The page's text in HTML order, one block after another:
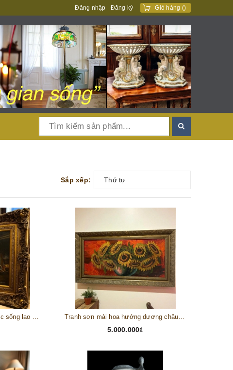
Đăng nhập Đăng ký Giỏ hàng ()
Sắp xếp: Thứ tự
5.000.000₫